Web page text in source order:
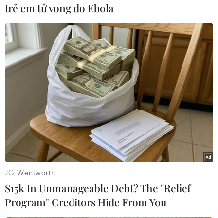
#Điện thoại #Thương hiệu #Thị trường
Theo dõi VietnamPlus
trẻ em tử vong do Ebola
JG Wentworth
$15k In Unmanageable Debt? The "Relief
Program" Creditors Hide From You